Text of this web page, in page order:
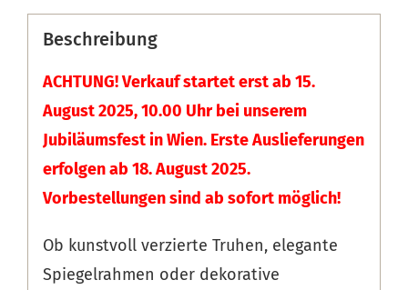
Beschreibung
ACHTUNG! Verkauf startet erst ab 15.
August 2025, 10.00 Uhr bei unserem
Jubiläumsfest in Wien. Erste Auslieferungen
erfolgen ab 18. August 2025.
Vorbestellungen sind ab sofort möglich!
Ob kunstvoll verzierte Truhen, elegante
Spiegelrahmen oder dekorative